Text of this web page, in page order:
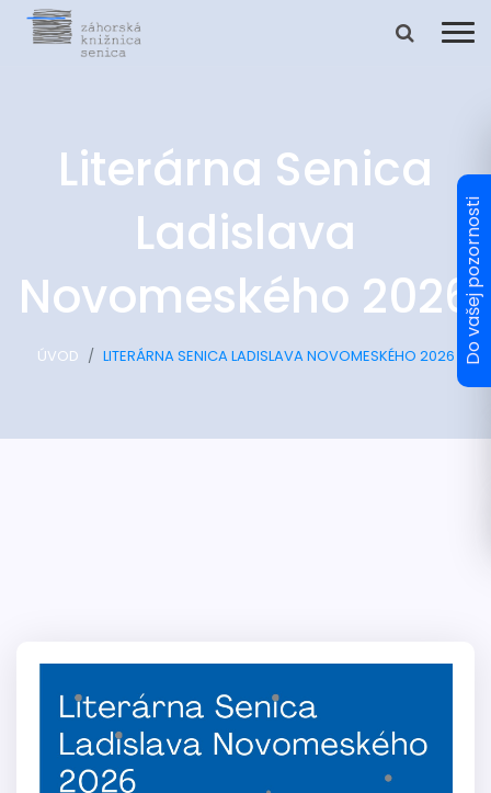
Literárna Senica
Ladislava
Novomeského 2026
ÚVOD LITERÁRNA SENICA LADISLAVA NOVOMESKÉHO 2026